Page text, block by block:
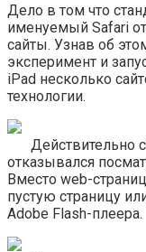
Дело в том что
именуемый Safari
сайты. Узнав об
эксперимент и
iPad несколько
технологии.
Действительно
отказывался
Вместо web-
пустую страницу
Adobe Flash-плеера.